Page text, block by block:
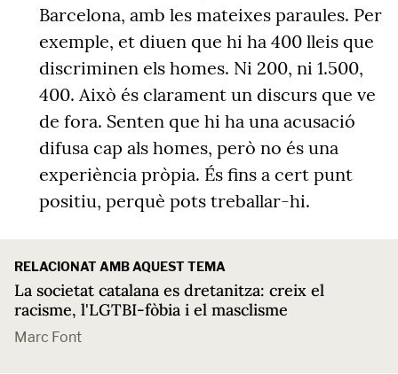
Barcelona, amb les mateixes paraules. Per
exemple, et diuen que hi ha 400 lleis que
discriminen els homes. Ni 200, ni 1.500,
400. Això és clarament un discurs que ve
de fora. Senten que hi ha una acusació
difusa cap als homes, però no és una
experiència pròpia. És fins a cert punt
positiu, perquè pots treballar-hi.
RELACIONAT AMB AQUEST TEMA
La societat catalana es dretanitza: creix el
racisme, l'LGTBI-fòbia i el masclisme
Marc Font